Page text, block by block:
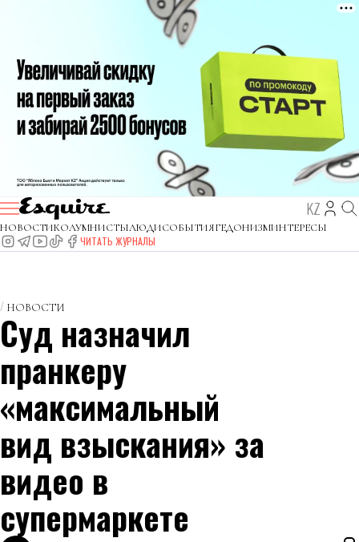
KZ
НОВОСТИКОЛУМНИСТЫЛЮДИСОБЫТИЯГЕДОНИЗМИНТЕРЕСЫ
ЧИТАТЬ ЖУРНАЛЫ
НОВОСТИ
Суд назначил
пранкеру
«максимальный
вид взыскания» за
видео в
супермаркете